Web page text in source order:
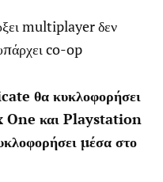
multiplayer δεν
co-op
θα κυκλοφορήσει
One και Playstation
μέσα στο